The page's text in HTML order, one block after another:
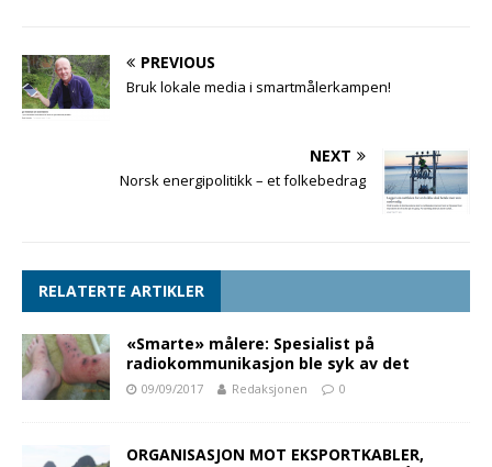
PREVIOUS
Bruk lokale media i smartmålerkampen!
NEXT
Norsk energipolitikk – et folkebedrag
RELATERTE ARTIKLER
«Smarte» målere: Spesialist på
radiokommunikasjon ble syk av det
09/09/2017 Redaksjonen 0
ORGANISASJON MOT EKSPORTKABLER,